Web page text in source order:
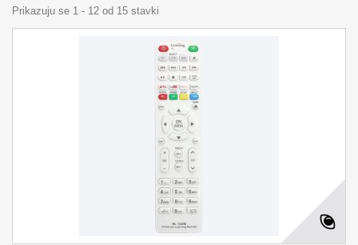
Prikazuju se 1 - 12 od 15 stavki